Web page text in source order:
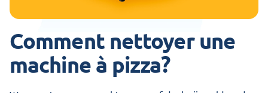
Comment nettoyer une
machine à pizza?